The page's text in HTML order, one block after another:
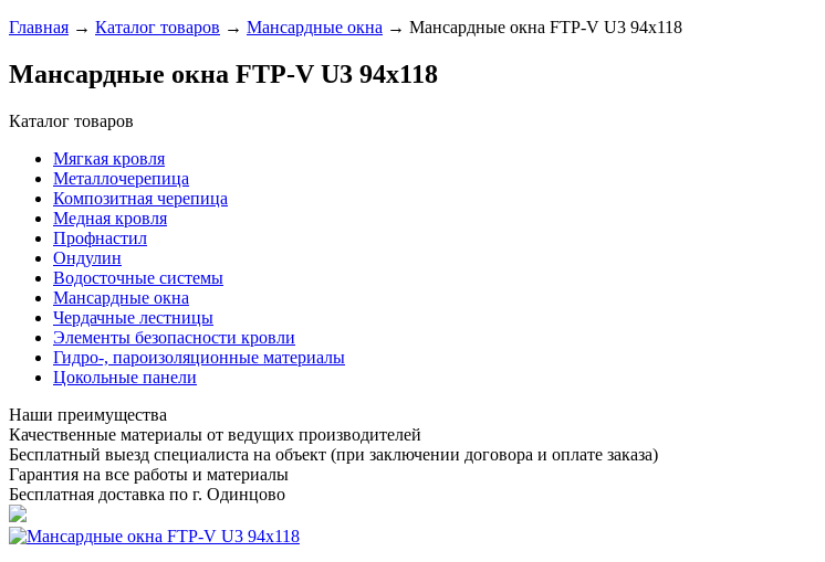
Главная → Каталог товаров → Мансардные окна → Мансардные окна FTP-V U3 94х118
Мансардные окна FTP-V U3 94х118
Каталог товаров
Мягкая кровля
Металлочерепица
Композитная черепица
Медная кровля
Профнастил
Ондулин
Водосточные системы
Мансардные окна
Чердачные лестницы
Элементы безопасности кровли
Гидро-, пароизоляционные материалы
Цокольные панели
Наши преимущества
Качественные материалы от ведущих производителей
Бесплатный выезд специалиста на объект (при заключении договора и оплате заказа)
Гарантия на все работы и материалы
Бесплатная доставка по г. Одинцово